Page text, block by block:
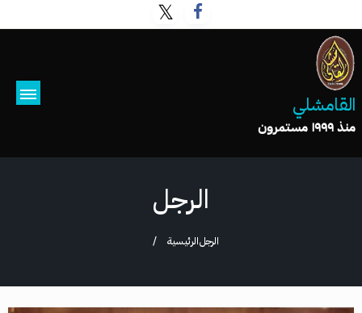
القامشلي
منذ ١٩٩٩ مستمرون
الرجل
الرئيسيةالرجل